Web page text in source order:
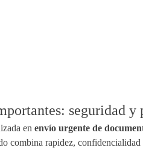
seguridad y
en envío urgente de
combina rapidez,